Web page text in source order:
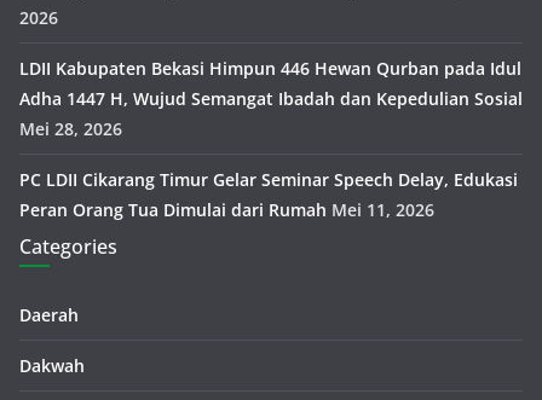
2026
LDII Kabupaten Bekasi Himpun 446 Hewan Qurban pada Idul
Adha 1447 H, Wujud Semangat Ibadah dan Kepedulian Sosial
Mei 28, 2026
PC LDII Cikarang Timur Gelar Seminar Speech Delay, Edukasi
Peran Orang Tua Dimulai dari Rumah Mei 11, 2026
Categories
Daerah
Dakwah